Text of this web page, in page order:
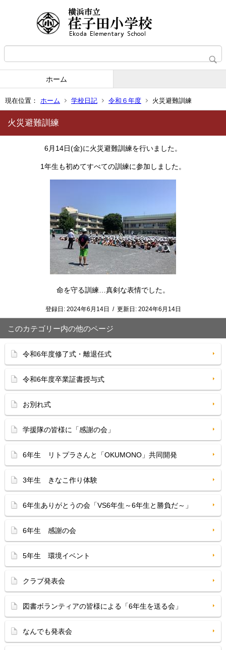
ホーム
現在位置： ホーム 学校日記 令和６年度 火災避難訓練
火災避難訓練
6月14日(金)に火災避難訓練を行いました。
1年生も初めてすべての訓練に参加しました。
命を守る訓練…真剣な表情でした。
登録日: 2024年6月14日 / 更新日: 2024年6月14日
このカテゴリー内の他のページ
令和6年度修了式・離退任式
令和6年度卒業証書授与式
お別れ式
学援隊の皆様に「感謝の会」
6年生 リトプラさんと「OKUMONO」共同開発
3年生 きなこ作り体験
6年生ありがとうの会「VS6年生～6年生と勝負だ～」
6年生 感謝の会
5年生 環境イベント
クラブ発表会
図書ボランティアの皆様による「6年生を送る会」
なんでも発表会